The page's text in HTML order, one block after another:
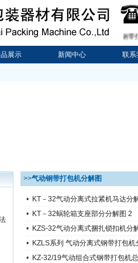
专业生产销售：气动分离式钢带打
展示 新闻中心 联系
>>气动钢带打包机分解图
• KT－32气动分离式拉紧机马达分
• KT－32蜗轮箱支座部分分解图 2
• KZS-32气动分离式捆扎锁扣机分
• KZLS系列 气动分离式钢带打包机
• KZ-32/19气动组合式钢带打包机